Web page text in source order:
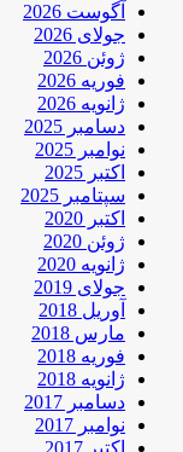
آگوست 2026
جولای 2026
ژوئن 2026
فوریه 2026
ژانویه 2026
دسامبر 2025
نوامبر 2025
اکتبر 2025
سپتامبر 2025
اکتبر 2020
ژوئن 2020
ژانویه 2020
جولای 2019
آوریل 2018
مارس 2018
فوریه 2018
ژانویه 2018
دسامبر 2017
نوامبر 2017
اکتبر 2017